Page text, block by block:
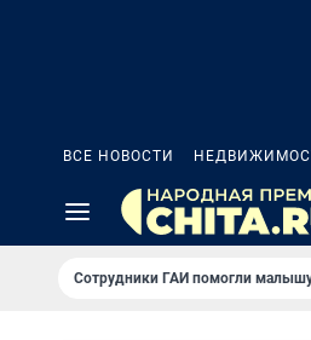
ВСЕ НОВОСТИ
Сотрудники ГАИ помогли